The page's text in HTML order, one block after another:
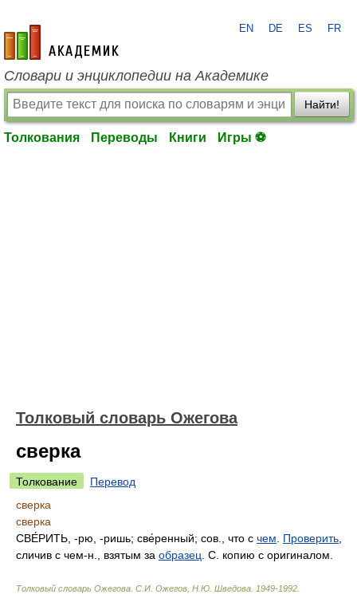
academic.ru
EN DE ES FR
Словари и энциклопедии на Академике
Найти!
Толкования Переводы Книги Игры ⚽
Толковый словарь Ожегова
сверка
Толкование
Перевод
сверка
сверка
СВЕ́РИТЬ, -рю, -ришь; све́ренный; сов., что с чем Проверить
сличив с чем-н., взятым за образец . С. копию с оригиналом.
Толковый словарь Ожегова С.И. Ожегов, Н.Ю. Шведова. 1949-1992